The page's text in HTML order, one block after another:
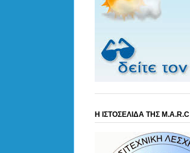
Η ΙΣΤΟΣΕΛΙΔΑ ΤΗΣ M.A.R.C